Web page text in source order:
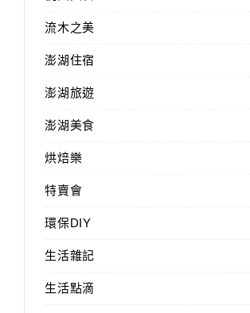
流木之美
澎湖住宿
澎湖旅遊
澎湖美食
烘焙樂
特賣會
環保DIY
生活雜記
生活點滴